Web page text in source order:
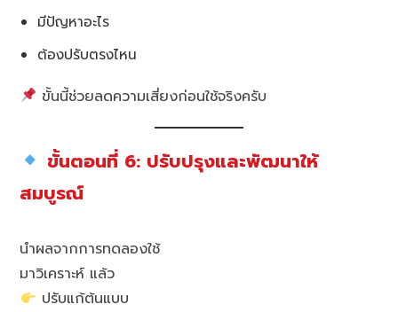
มีปัญหาอะไร
ต้องปรับตรงไหน
ขั้นนี้ช่วยลดความเสี่ยงก่อนใช้จริงครับ
ขั้นตอนที่ 6: ปรับปรุงและพัฒนาให้
สมบูรณ์
นำผลจากการทดลองใช้
มาวิเคราะห์ แล้ว
ปรับแก้ต้นแบบ